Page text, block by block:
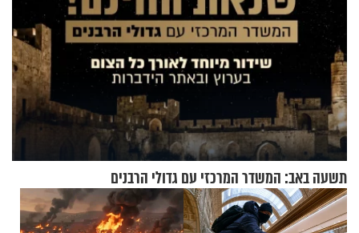
תשעה באב: המשדר המרכזי עם גדולי הרבנים